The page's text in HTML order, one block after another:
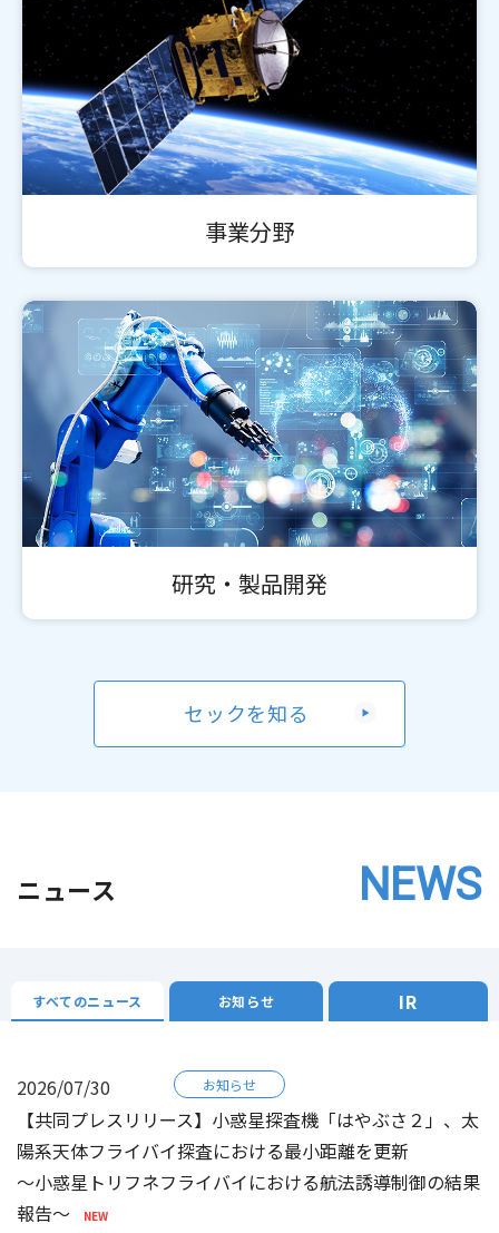
事業分野
研究・製品開発
セックを知る
ニュース NEWS
すべてのニュース お知らせ IR
2026/07/30 お知らせ
【共同プレスリリース】小惑星探査機「はやぶさ２」、太
陽系天体フライバイ探査における最小距離を更新
～小惑星トリフネフライバイにおける航法誘導制御の結果
報告～